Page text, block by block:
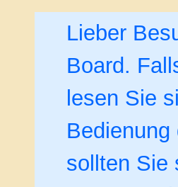
Lieber
Board.
lesen Sie
sollten Sie